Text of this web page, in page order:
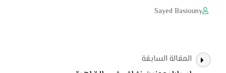
Sayed Basiouny
التنقلالمقالة السابقة